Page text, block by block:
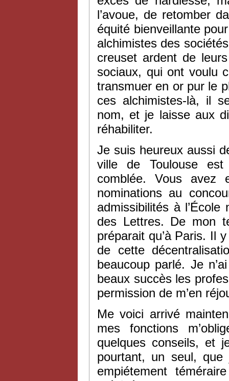
l’avoue, de retomber
équité bienveillante
alchimistes des
creuset ardent de
sociaux, qui ont voulu
transmuer en or pur le
ces alchimistes-là, il
nom, et je laisse aux
réhabiliter.
Je suis heureux aussi
ville de Toulouse est
comblée. Vous avez
nominations au
admissibilités à
des Lettres. De mon
préparait qu’à Paris. Il
de cette
beaucoup parlé. Je
beaux succès les
permission de m’en
Me voici arrivé
mes fonctions
quelques conseils, et
pourtant, un seul,
empiétement